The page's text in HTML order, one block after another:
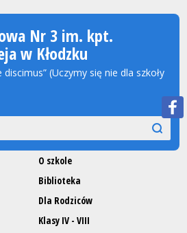
Nr 3 im. kpt.
w Kłodzku
(Uczymy się nie dla szkoły
szukaj
O szkole
Biblioteka
Dla Rodziców
Klasy IV - VIII